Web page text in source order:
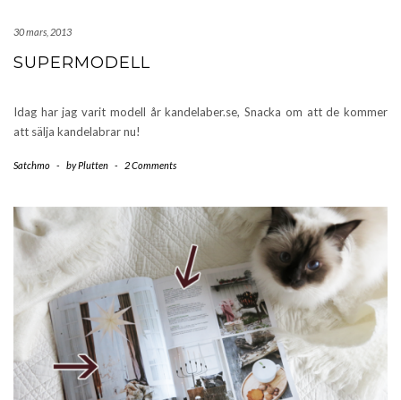
30 mars, 2013
SUPERMODELL
Idag har jag varit modell år kandelaber.se, Snacka om att de kommer
att sälja kandelabrar nu!
Satchmo - byPlutten - 2 Comments